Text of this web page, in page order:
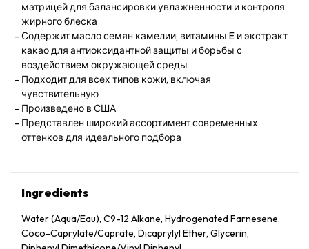
матрицей для балансировки увлажненности и контроля
жирного блеска
Содержит масло семян камелии, витамины E и экстракт
какао для антиоксидантной защиты и борьбы с
воздействием окружающей среды
Подходит для всех типов кожи, включая
чувствительную
Произведено в США
Представлен широкий ассортимент современных
оттенков для идеального подбора
Ingredients
Water (Aqua/Eau), C9-12 Alkane, Hydrogenated Farnesene,
Coco-Caprylate/Caprate, Dicaprylyl Ether, Glycerin,